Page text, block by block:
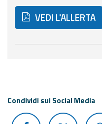
Romagna
Contatti
VEDI L'ALLERTA
Condividi sui Social Media